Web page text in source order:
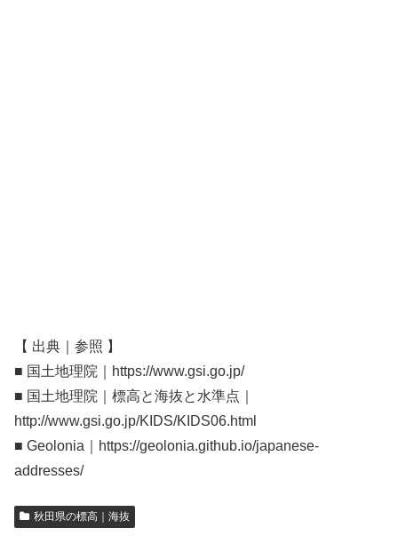
【 出典｜参照 】
■ 国土地理院｜https://www.gsi.go.jp/
■ 国土地理院｜標高と海抜と水準点｜
http://www.gsi.go.jp/KIDS/KIDS06.html
■ Geolonia｜https://geolonia.github.io/japanese-
addresses/
秋田県の標高｜海抜